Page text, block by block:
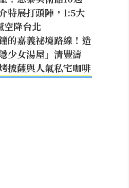
特展打頭陣，1:5大
空降台北
的嘉義祕境路線！造
少女湯屋」清豐濤
披薩與人氣私宅咖啡